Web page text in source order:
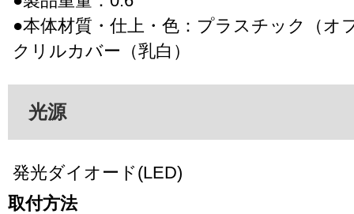
●本体材質・仕上・色：プラスチック（オ
クリルカバー（乳白）
光源
発光ダイオード(LED)
取付方法